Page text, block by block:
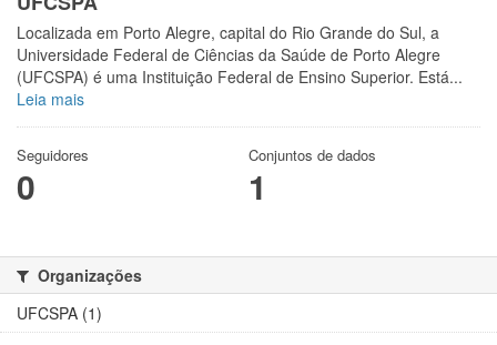
Localizada em Porto Alegre, capital do Rio Grande do Sul, a
Universidade Federal de Ciências da Saúde de Porto Alegre
(UFCSPA) é uma Instituição Federal de Ensino Superior. Está...
Leia mais
Seguidores
0
Conjuntos de dados
1
Organizações
UFCSPA (1)